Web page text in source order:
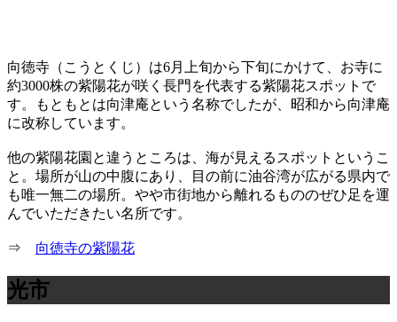
向徳寺（こうとくじ）は6月上旬から下旬にかけて、お寺に
約3000株の紫陽花が咲く長門を代表する紫陽花スポットで
す。もともとは向津庵という名称でしたが、昭和から向津庵
に改称しています。
他の紫陽花園と違うところは、海が見えるスポットというこ
と。場所が山の中腹にあり、目の前に油谷湾が広がる県内で
も唯一無二の場所。やや市街地から離れるもののぜひ足を運
んでいただきたい名所です。
⇒ 向徳寺の紫陽花
光市